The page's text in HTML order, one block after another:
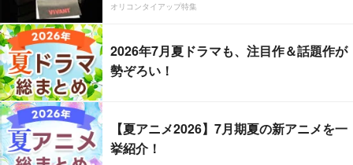
オリコンタイアップ特集
2026年7月夏ドラマも、注目作＆話題作が
勢ぞろい！
【夏アニメ2026】7月期夏の新アニメを一
挙紹介！